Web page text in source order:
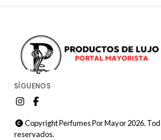
SÍGUENOS
Copyright Perfumes Por Mayor 2026.
reservados.